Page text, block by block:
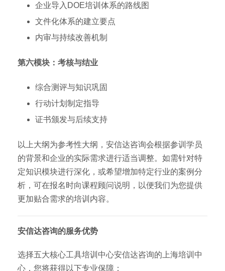
企业导入DOE培训体系的路线图
文件化体系的建立要点
内审与持续改善机制
第六模块：考核与结业
综合测评与知识巩固
行动计划制定指导
证书颁发与后续支持
以上大纲为参考性大纲，安信达咨询会根据参训学员
的背景和企业的实际需求进行适当调整。如需针对特
定知识模块进行深化，或希望增加特定行业的案例分
析，可在报名时向课程顾问说明，以便我们为您提供
更加贴合需求的培训内容。
安信达咨询的服务优势
选择五大核心工具培训中心安信达咨询的上海培训中
心，您将获得以下专业保障：